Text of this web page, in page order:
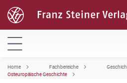
Home Fachbereiche
Osteuropäische Geschichte